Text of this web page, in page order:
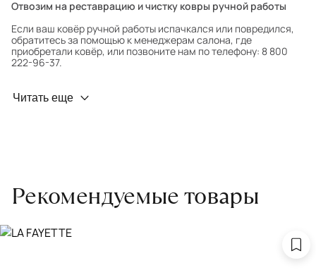
Отвозим на реставрацию и чистку ковры ручной работы
Если ваш ковёр ручной работы испачкался или повредился,
обратитесь за помощью к менеджерам салона, где
приобретали ковёр, или позвоните нам по телефону: 8 800
222-96-37.
Профилактика износа
заборе ковра экспертом либо привозите его в салон.
Читать еще
Рекомендуемые товары